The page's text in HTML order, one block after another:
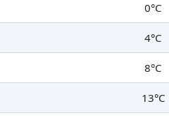
0°C
4°C
8°C
13°C